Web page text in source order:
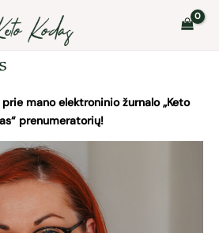
mano elektroninio žurnalo „Keto
prenumeratorių!